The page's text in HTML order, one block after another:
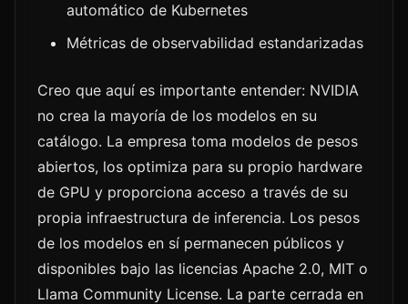
automático de Kubernetes
Métricas de observabilidad estandarizadas
Creo que aquí es importante entender: NVIDIA
no crea la mayoría de los modelos en su
catálogo. La empresa toma modelos de pesos
abiertos, los optimiza para su propio hardware
de GPU y proporciona acceso a través de su
propia infraestructura de inferencia. Los pesos
de los modelos en sí permanecen públicos y
disponibles bajo las licencias Apache 2.0, MIT o
Llama Community License. La parte cerrada en